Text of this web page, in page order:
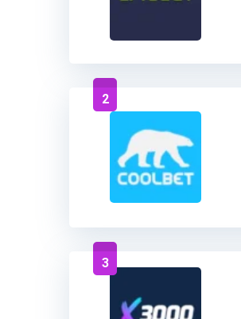
2
3